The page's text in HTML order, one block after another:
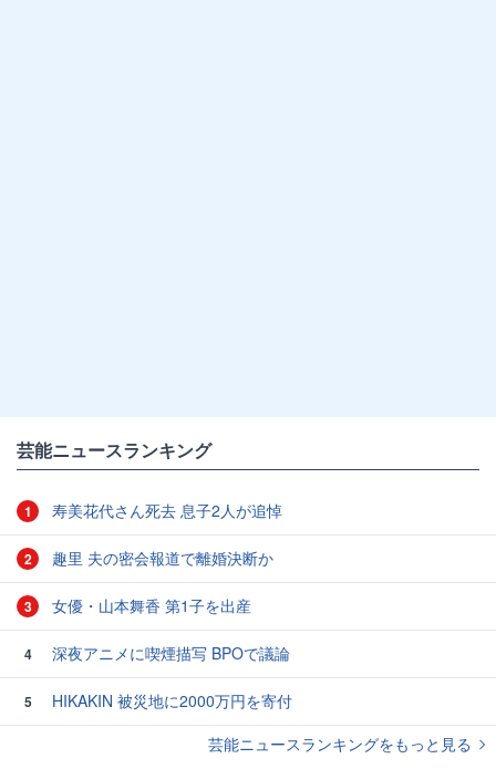
芸能ニュースランキング
1 寿美花代さん死去 息子2人が追悼
2 趣里 夫の密会報道で離婚決断か
3 女優・山本舞香 第1子を出産
4 深夜アニメに喫煙描写 BPOで議論
5
HIKAKIN 被災地に2000万円を寄付
芸能ニュースランキングをもっと見る